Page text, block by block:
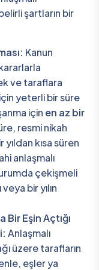
şartların bir
Kanun
ve taraflara
yeterli bir süre
için en az bir
resmi nikah
kısa süren
anlaşmalı
çekişmeli
bir yılın
Eşin Açtığı
Anlaşmalı
üzere tarafların
eşler ya